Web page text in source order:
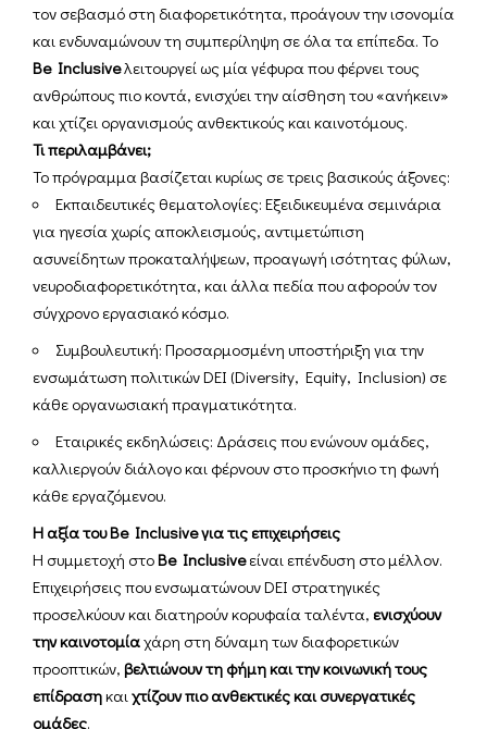
τον σεβασμό στη διαφορετικότητα, προάγουν την ισονομία
και ενδυναμώνουν τη συμπερίληψη σε όλα τα επίπεδα. Το
Be Inclusiveλειτουργεί ως μία γέφυρα που φέρνει τους
ανθρώπους πιο κοντά, ενισχύει την αίσθηση του «ανήκειν»
και χτίζει οργανισμούς ανθεκτικούς και καινοτόμους.
Τι περιλαμβάνει;
Το πρόγραμμα βασίζεται κυρίως σε τρεις βασικούς άξονες:
Εκπαιδευτικές θεματολογίες: Εξειδικευμένα σεμινάρια
για ηγεσία χωρίς αποκλεισμούς, αντιμετώπιση
ασυνείδητων προκαταλήψεων, προαγωγή ισότητας φύλων,
νευροδιαφορετικότητα, και άλλα πεδία που αφορούν τον
σύγχρονο εργασιακό κόσμο.
Συμβουλευτική: Προσαρμοσμένη υποστήριξη για την
ενσωμάτωση πολιτικών DEI (Diversity, Equity, Inclusion) σε
κάθε οργανωσιακή πραγματικότητα.
Εταιρικές εκδηλώσεις: Δράσεις που ενώνουν ομάδες,
καλλιεργούν διάλογο και φέρνουν στο προσκήνιο τη φωνή
κάθε εργαζόμενου.
Η αξία του Be Inclusiveγια τις επιχειρήσεις
Η συμμετοχή στοBe Inclusiveείναι επένδυση στο μέλλον.
Επιχειρήσεις που ενσωματώνουν DEI στρατηγικές
προσελκύουν και διατηρούν κορυφαία ταλέντα, ενισχύουν
την καινοτομίαχάρη στη δύναμη των διαφορετικών
προοπτικών, βελτιώνουν τη φήμη και την κοινωνική τους
επίδρασηκαι χτίζουν πιο ανθεκτικές και συνεργατικές
ομάδες.